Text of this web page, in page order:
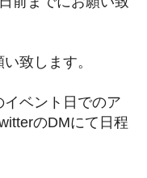
致します。
ベント日でのア
のDMにて日程